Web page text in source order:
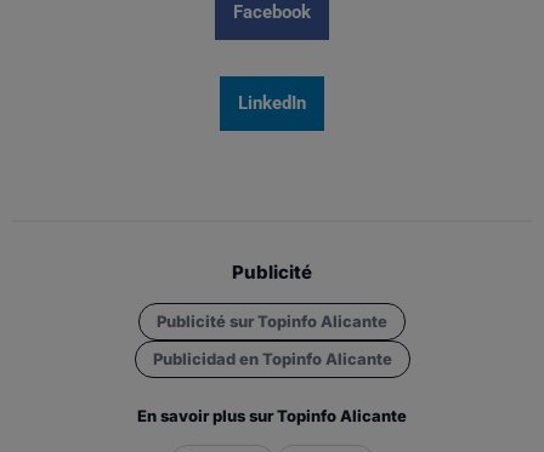
Facebook
LinkedIn
Publicité
Publicité sur Topinfo Alicante
Publicidad en Topinfo Alicante
En savoir plus sur Topinfo Alicante